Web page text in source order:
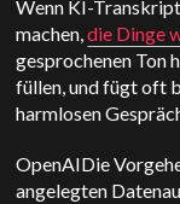
Wenn KI-
machen,die Dinge
gesprochenen Ton
füllen, und fügt oft
harmlosen
OpenAIDie
angelegten